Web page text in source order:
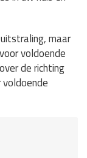
maar
voldoende
de richting